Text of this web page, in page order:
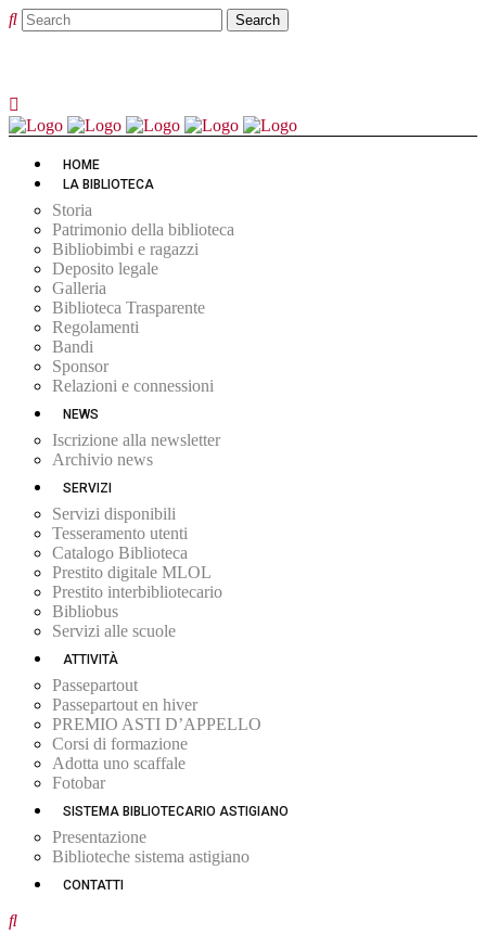
HOME
LA BIBLIOTECA
Storia
Patrimonio della biblioteca
Bibliobimbi e ragazzi
Deposito legale
Galleria
Biblioteca Trasparente
Regolamenti
Bandi
Sponsor
Relazioni e connessioni
NEWS
Iscrizione alla newsletter
Archivio news
SERVIZI
Servizi disponibili
Tesseramento utenti
Catalogo Biblioteca
Prestito digitale MLOL
Prestito interbibliotecario
Bibliobus
Servizi alle scuole
ATTIVITÀ
Passepartout
Passepartout en hiver
PREMIO ASTI D’APPELLO
Corsi di formazione
Adotta uno scaffale
Fotobar
SISTEMA BIBLIOTECARIO ASTIGIANO
Presentazione
Biblioteche sistema astigiano
CONTATTI